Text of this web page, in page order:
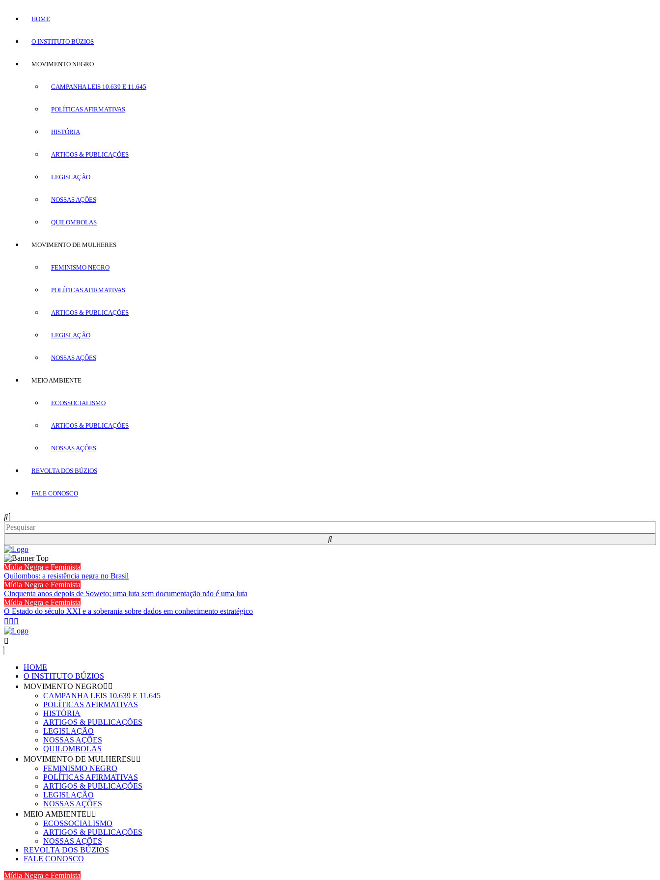
HOME
O INSTITUTO BÚZIOS
MOVIMENTO NEGRO
CAMPANHA LEIS 10.639 E 11.645
POLÍTICAS AFIRMATIVAS
HISTÓRIA
ARTIGOS & PUBLICAÇÕES
LEGISLAÇÃO
NOSSAS AÇÕES
QUILOMBOLAS
MOVIMENTO DE MULHERES
FEMINISMO NEGRO
POLÍTICAS AFIRMATIVAS
ARTIGOS & PUBLICAÇÕES
LEGISLAÇÃO
NOSSAS AÇÕES
MEIO AMBIENTE
ECOSSOCIALISMO
ARTIGOS & PUBLICAÇÕES
NOSSAS AÇÕES
REVOLTA DOS BÚZIOS
FALE CONOSCO
Mídia Negra e Feminista
Quilombos: a resistência negra no Brasil
Mídia Negra e Feminista
Cinquenta anos depois de Soweto; uma luta sem documentação não é uma luta
Mídia Negra e Feminista
O Estado do século XXI e a soberania sobre dados em conhecimento estratégico
HOME
O INSTITUTO BÚZIOS
MOVIMENTO NEGRO
CAMPANHA LEIS 10.639 E 11.645
POLÍTICAS AFIRMATIVAS
HISTÓRIA
ARTIGOS & PUBLICAÇÕES
LEGISLAÇÃO
NOSSAS AÇÕES
QUILOMBOLAS
MOVIMENTO DE MULHERES
FEMINISMO NEGRO
POLÍTICAS AFIRMATIVAS
ARTIGOS & PUBLICAÇÕES
LEGISLAÇÃO
NOSSAS AÇÕES
MEIO AMBIENTE
ECOSSOCIALISMO
ARTIGOS & PUBLICAÇÕES
NOSSAS AÇÕES
REVOLTA DOS BÚZIOS
FALE CONOSCO
Mídia Negra e Feminista